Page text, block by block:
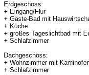
Erdgeschoss:
+ Eingang/Flur
+ Gäste-Bad mit
+ Küche
+ großes Tageslichtbad mit
+ Schlafzimmer
Dachgeschoss:
+ Wohnzimmer mit
+ Schlafzimmer